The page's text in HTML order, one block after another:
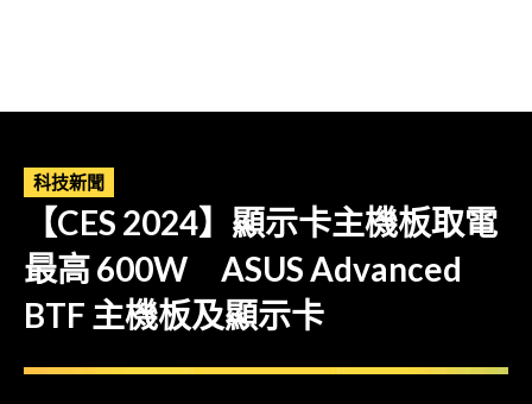
科技新聞
【CES 2024】顯示卡主機板取電
最高 600W ASUS Advanced
BTF 主機板及顯示卡